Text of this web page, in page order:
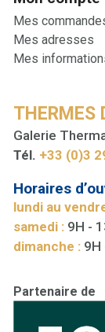
Mes
Mes adresses
Mes
THERMES
Galerie
Tél. +33 (0)3
Horaires
lundi au
samedi : 9H -
dimanche : 9H
Partenaire de